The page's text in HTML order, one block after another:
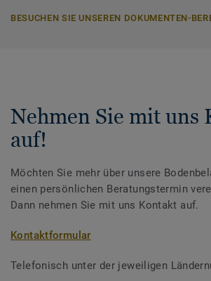
BESUCHEN SIE UNSEREN DOKUMENTEN-
Nehmen Sie mit uns
auf!
Möchten Sie mehr über unsere
einen persönlichen Beratungstermin
Dann nehmen Sie mit uns Kontakt auf.
Kontaktformular
Telefonisch unter der jeweiligen